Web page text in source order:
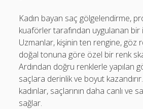
Kadın bayan saç gölgelendirme,
kuaförler tarafından uygulanan bir
Uzmanlar, kişinin ten rengine, göz
doğal tonuna göre özel bir renk
Ardından doğru renklerle yapılan
saçlara derinlik ve boyut
kadınlar, saçlarının daha canlı ve
sağlar.